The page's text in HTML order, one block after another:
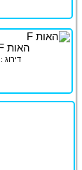
האות F
דירוג :